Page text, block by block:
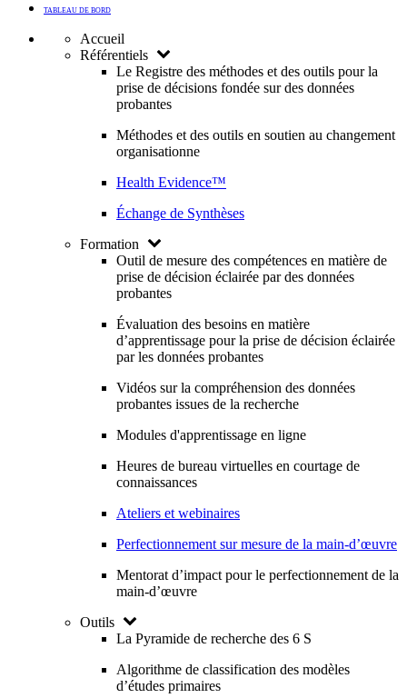
TABLEAU DE BORD
Accueil
Référentiels
Le Registre des méthodes et des outils pour la
prise de décisions fondée sur des données
probantes
Méthodes et des outils en soutien au changement
organisationne
Health Evidence™
Échange de Synthèses
Formation
Outil de mesure des compétences en matière de
prise de décision éclairée par des données
probantes
Évaluation des besoins en matière
d’apprentissage pour la prise de décision éclairée
par les données probantes
Vidéos sur la compréhension des données
probantes issues de la recherche
Modules d'apprentissage en ligne
Heures de bureau virtuelles en courtage de
connaissances
Ateliers et webinaires
Perfectionnement sur mesure de la main-d’œuvre
Mentorat d’impact pour le perfectionnement de la
main-d’œuvre
Outils
La Pyramide de recherche des 6 S
Algorithme de classification des modèles
d’études primaires